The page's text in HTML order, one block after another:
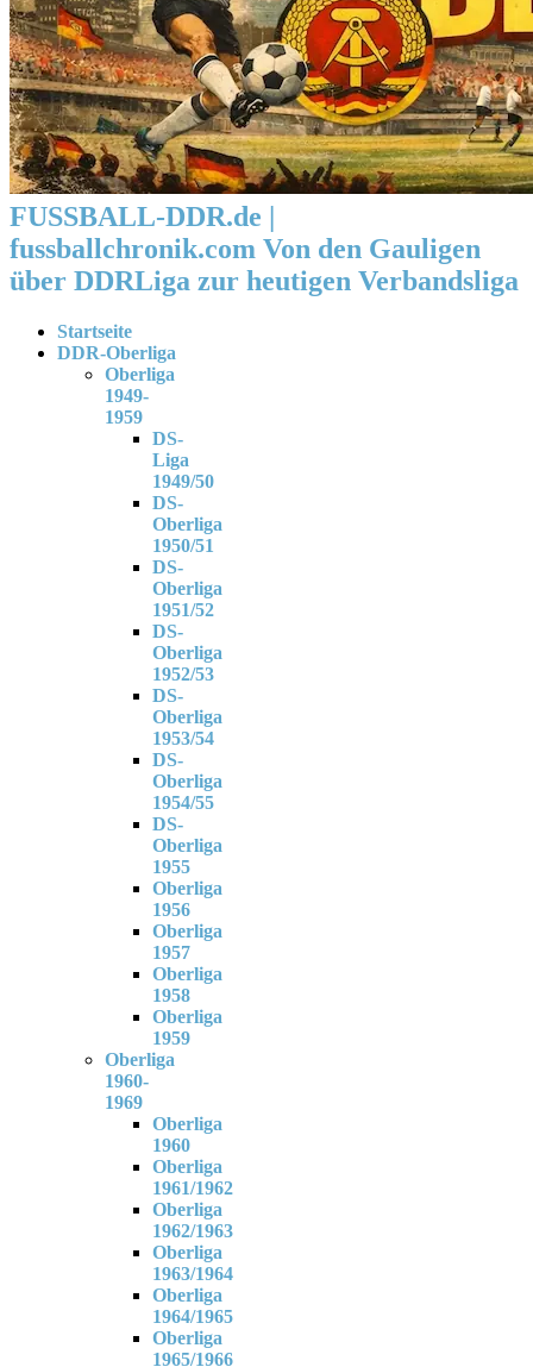
FUSSBALL-DDR.de |
fussballchronik.com Von den Gauligen
über DDRLiga zur heutigen Verbandsliga
Startseite
DDR-Oberliga
Oberliga
1949-
1959
DS-
Liga
1949/50
DS-
Oberliga
1950/51
DS-
Oberliga
1951/52
DS-
Oberliga
1952/53
DS-
Oberliga
1953/54
DS-
Oberliga
1954/55
DS-
Oberliga
1955
Oberliga
1956
Oberliga
1957
Oberliga
1958
Oberliga
1959
Oberliga
1960-
1969
Oberliga
1960
Oberliga
1961/1962
Oberliga
1962/1963
Oberliga
1963/1964
Oberliga
1964/1965
Oberliga
1965/1966